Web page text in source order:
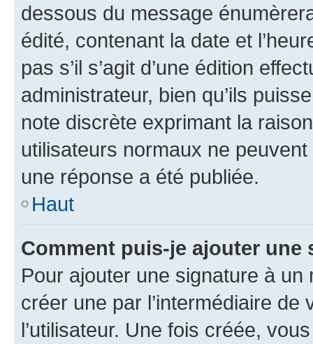
dessous du message
édité, contenant la date et
pas s’il s’agit d’une édition
administrateur, bien qu’ils
note discrète exprimant la
utilisateurs normaux ne
une réponse a été publiée.
Haut
Comment puis-je ajouter une
Pour ajouter une signature à un
créer une par l’intermédiaire
l’utilisateur. Une fois créée,